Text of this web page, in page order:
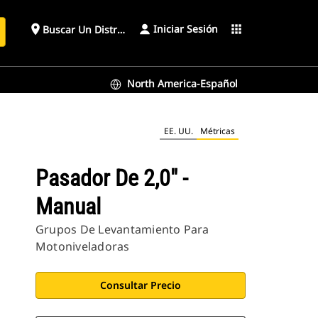
place Buscar Un Distribuidor Iniciar Sesión apps
North America-Español
EE. UU. Métricas
Pasador De 2,0" -
Manual
Grupos De Levantamiento Para
Motoniveladoras
Consultar Precio